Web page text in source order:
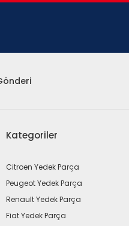
Kategoriler
Citroen Yedek Parça
Peugeot Yedek Parça
Renault Yedek Parça
Fiat Yedek Parça